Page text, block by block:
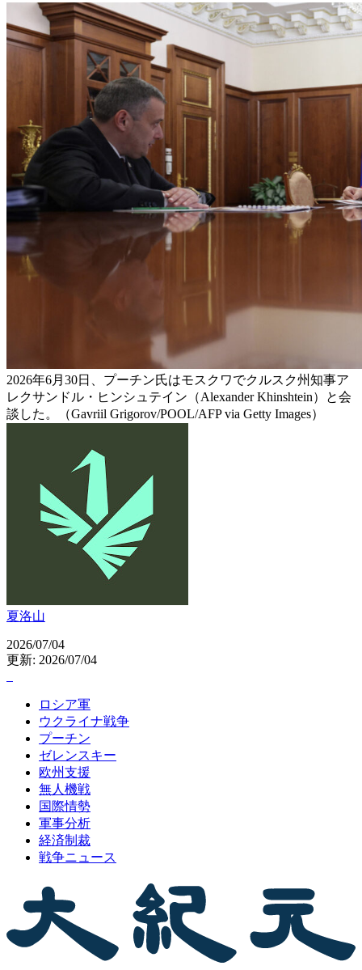
2026年6月30日、プーチン氏はモスクワでクルスク州知事ア
レクサンドル・ヒンシュテイン（Alexander Khinshtein）と会
談した。（Gavriil Grigorov/POOL/AFP via Getty Images）
夏洛山
2026/07/04
更新: 2026/07/04
ロシア軍
ウクライナ戦争
プーチン
ゼレンスキー
欧州支援
無人機戦
国際情勢
軍事分析
経済制裁
戦争ニュース